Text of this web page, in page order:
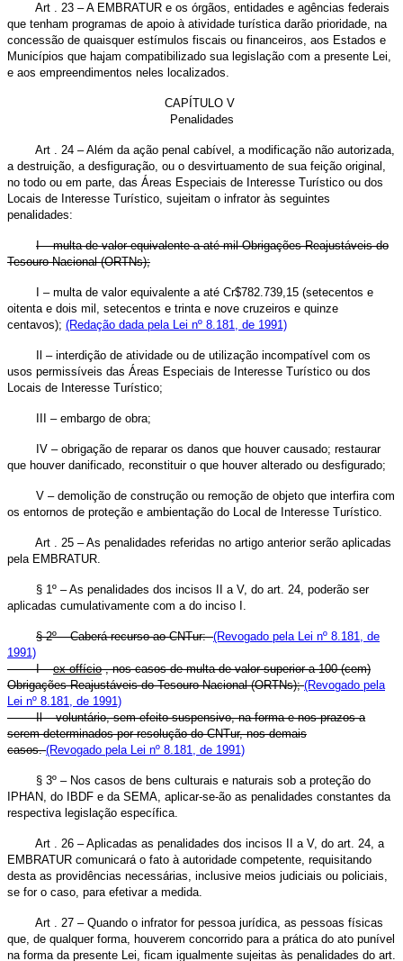
Art . 23 – A EMBRATUR e os órgãos, entidades e agências federais
que tenham programas de apoio à atividade turística darão prioridade, na
concessão de quaisquer estímulos fiscais ou financeiros, aos Estados e
Municípios que hajam compatibilizado sua legislação com a presente Lei,
e aos empreendimentos neles localizados.
CAPÍTULO V
Penalidades
Art . 24 – Além da ação penal cabível, a modificação não autorizada,
a destruição, a desfiguração, ou o desvirtuamento de sua feição original,
no todo ou em parte, das Áreas Especiais de Interesse Turístico ou dos
Locais de Interesse Turístico, sujeitam o infrator às seguintes
penalidades:
I – multa de valor equivalente a até mil Obrigações Reajustáveis do
Tesouro Nacional (ORTNs);
I – multa de valor equivalente a até Cr$782.739,15 (setecentos e
oitenta e dois mil, setecentos e trinta e nove cruzeiros e quinze
centavos); (Redação dada pela Lei nº 8.181, de 1991)
Il – interdição de atividade ou de utilização incompatível com os
usos permissíveis das Áreas Especiais de Interesse Turístico ou dos
Locais de Interesse Turístico;
III – embargo de obra;
IV – obrigação de reparar os danos que houver causado; restaurar
que houver danificado, reconstituir o que houver alterado ou desfigurado;
V – demolição de construção ou remoção de objeto que interfira com
os entornos de proteção e ambientação do Local de Interesse Turístico.
Art . 25 – As penalidades referidas no artigo anterior serão aplicadas
pela EMBRATUR.
§ 1º – As penalidades dos incisos II a V, do art. 24, poderão ser
aplicadas cumulativamente com a do inciso I.
§ 2º – Caberá recurso ao CNTur:(Revogado pela Lei nº 8.181, de
1991)
I –ex-offício, nos casos de multa de valor superior a 100 (cem)
Obrigações Reajustáveis do Tesouro Nacional (ORTNs);(Revogado pela
Lei nº 8.181, de 1991)
Il – voluntário, sem efeito suspensivo, na forma e nos prazos a
serem determinados por resolução do CNTur, nos demais
casos.(Revogado pela Lei nº 8.181, de 1991)
§ 3º – Nos casos de bens culturais e naturais sob a proteção do
IPHAN, do IBDF e da SEMA, aplicar-se-ão as penalidades constantes da
respectiva legislação específica.
Art . 26 – Aplicadas as penalidades dos incisos II a V, do art. 24, a
EMBRATUR comunicará o fato à autoridade competente, requisitando
desta as providências necessárias, inclusive meios judiciais ou policiais,
se for o caso, para efetivar a medida.
Art . 27 – Quando o infrator for pessoa jurídica, as pessoas físicas
que, de qualquer forma, houverem concorrido para a prática do ato punível
na forma da presente Lei, ficam igualmente sujeitas às penalidades do art.